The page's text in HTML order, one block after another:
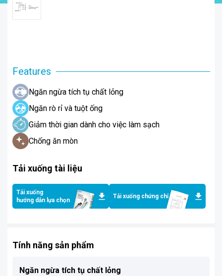
Features
Ngăn ngừa tích tụ chất lỏng
Ngăn rò rỉ và tuột ống
Giảm thời gian dành cho việc làm sạch
Chống ăn mòn
Tải xuống tài liệu
Tải xuống
hướng dẫn lựa chọn
Tải xuống chứng chỉ
Tính năng sản phẩm
Ngăn ngừa tích tụ chất lỏng